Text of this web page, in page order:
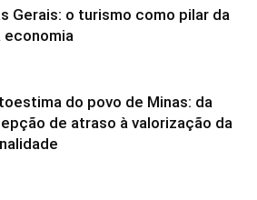
Gerais: o turismo como pilar da
economia
do povo de Minas: da
de atraso à valorização da